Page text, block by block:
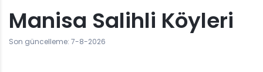
Manisa Salihli Köyleri
Son güncelleme: 7-8-2026